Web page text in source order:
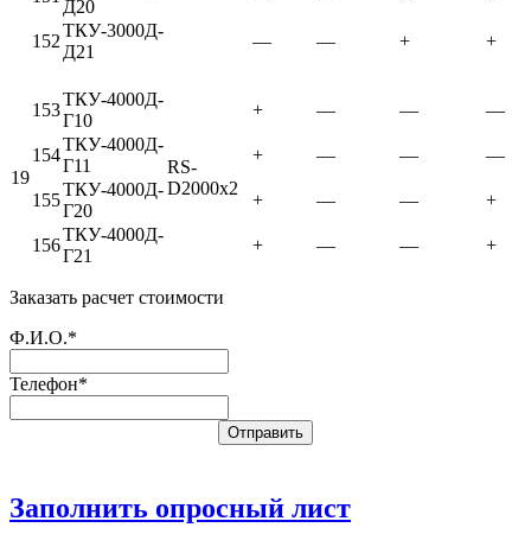
Д20
152
ТКУ-3000Д-
Д21
— — + +
19
153
ТКУ-4000Д-
Г10
RS-
D2000x2
+ — — —
154
ТКУ-4000Д-
Г11
+ — — —
155
ТКУ-4000Д-
Г20
+ — — +
156
ТКУ-4000Д-
Г21
+ — — +
Заказать расчет стоимости
Ф.И.О.*
Телефон*
Заполнить опросный лист